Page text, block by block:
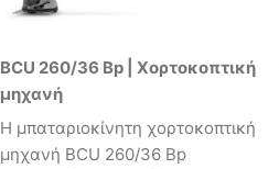
BCU 260/36 Bp | Χορτοκοπτική
μηχανή
Η μπαταριοκίνητη χορτοκοπτική
μηχανή BCU 260/36 Bp